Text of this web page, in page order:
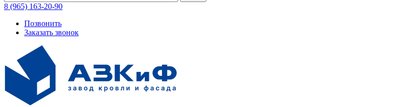
8 (965) 163-20-90
Позвонить
Заказать звонок